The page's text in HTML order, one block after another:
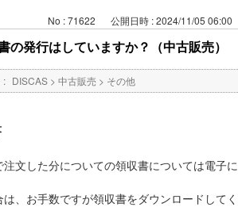
No : 71622 公開日時 : 2024/11/05 06:00
の発行はしていますか？（中古販売）
: DISCAS > 中古販売 > その他
注文した分についての領収書について
合は、お手数ですが領収書をダ